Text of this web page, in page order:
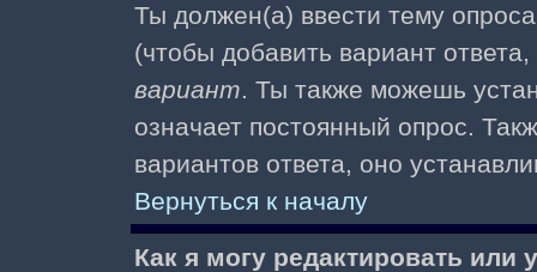
Ты должен(а) ввести тему
(чтобы добавить вариант
вариант. Ты также можешь
означает постоянный опрос.
вариантов ответа, оно
Вернуться к началу
Как я могу редактировать или